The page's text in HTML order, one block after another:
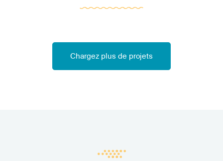
Chargez plus de projets